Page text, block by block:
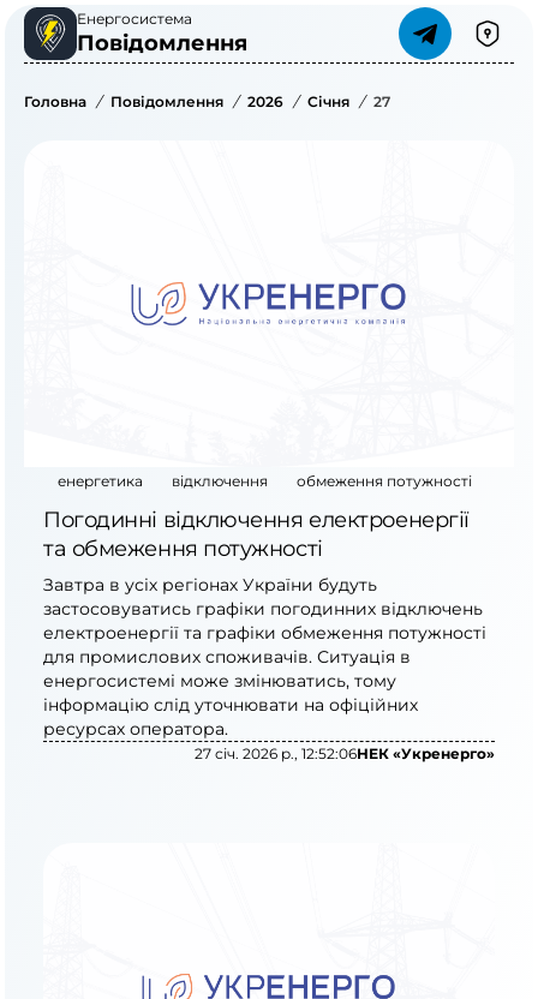
Енергосистема
Повідомлення
Головна / Повідомлення / 2026 / Січня / 27
енергетика відключення обмеження потужності
Погодинні відключення електроенергії
та обмеження потужності
Завтра в усіх регіонах України будуть
застосовуватись графіки погодинних відключень
електроенергії та графіки обмеження потужності
для промислових споживачів. Ситуація в
енергосистемі може змінюватись, тому
інформацію слід уточнювати на офіційних
ресурсах оператора.
27 січ. 2026 р., 12:52:06НЕК «Укренерго»